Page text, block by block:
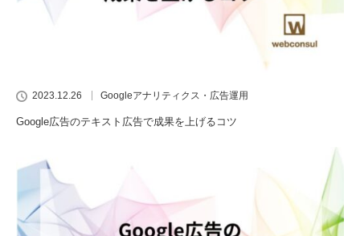
2023.12.26 Googleアナリティクス・広告運用
Google広告のテキスト広告で成果を上げるコツ